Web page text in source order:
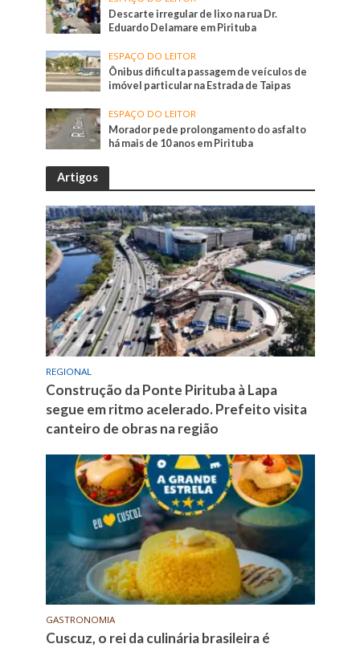
Descarte irregular de lixo na rua Dr.
Eduardo Delamare em Pirituba
ESPAÇO DO LEITOR
Ônibus dificulta passagem de veículos de
imóvel particular na Estrada de Taipas
ESPAÇO DO LEITOR
Morador pede prolongamento do asfalto
há mais de 10 anos em Pirituba
Artigos
REGIONAL
Construção da Ponte Pirituba à Lapa
segue em ritmo acelerado. Prefeito visita
canteiro de obras na região
GASTRONOMIA
Cuscuz, o rei da culinária brasileira é